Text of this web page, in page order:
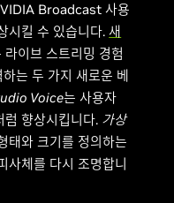
Broadcast 사용
시킬 수 있습니다.새
라이브 스트리밍 경험
는 두 가지 새로운 베
Voice는 사용자
럼 향상시킵니다. 가상
태와 크기를 정의하는
사체를 다시 조명합니